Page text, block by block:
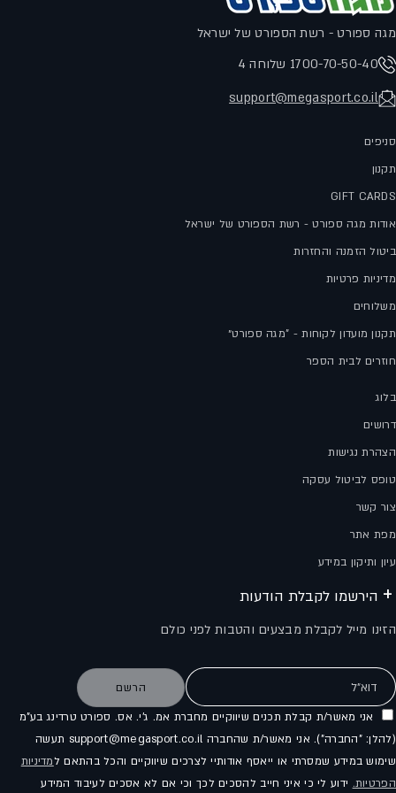
מגה ספורט - רשת הספורט של ישראל
1700-70-50-40 שלוחה 4
support@megasport.co.il
סניפים
תקנון
GIFT CARDS
אודות מגה ספורט - רשת הספורט של ישראל
ביטול הזמנה והחזרות
מדיניות פרטיות
משלוחים
תקנון מועדון לקוחות - "מגה ספורט״
חוזרים לבית הספר
בלוג
דרושים
הצהרת נגישות
טופס לביטול עסקה
צור קשר
מפת אתר
עיון ותיקון במידע
הירשמו לקבלת הודעות
הזינו מייל לקבלת מבצעים והטבות לפני כולם
דוא"ל הרשם
אני מאשר/ת קבלת תכנים שיווקיים מחברת אמ. ג'י. אס. ספורט טרדינג בע"מ
(להלן: "החברה"). אני מאשר/ת שהחברה support@megasport.co.il תעשה
שימוש במידע שמסרתי או ייאסף אודותיי לצרכים שיווקיים והכל בהתאם למדיניות
הפרטיות. ידוע לי כי איני חייב להסכים לכך וכי אם לא אסכים לעיבוד המידע